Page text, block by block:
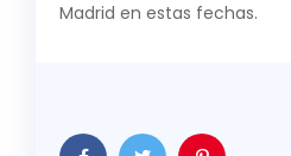
Madrid en estas fechas.